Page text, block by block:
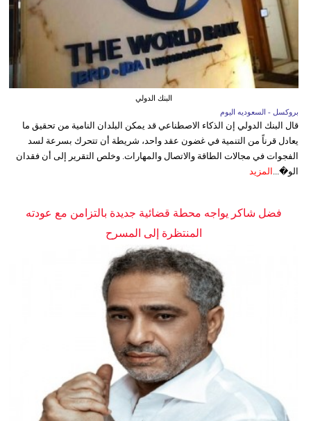
البنك الدولي
بروكسل - السعوديه اليوم
قال البنك الدولي إن الذكاء الاصطناعي قد يمكن البلدان النامية من تحقيق ما
يعادل قرناً من التنمية في غضون عقد واحد، شريطة أن تتحرك بسرعة لسد
الفجوات في مجالات الطاقة والاتصال والمهارات. وخلص التقرير إلى أن فقدان
الو�...
المزيد
فضل شاكر يواجه محطة قضائية جديدة بالتزامن مع عودته
المنتظرة إلى المسرح